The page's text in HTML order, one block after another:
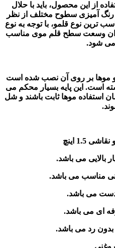
از این محصول، باید با حلال
آمیزی سطوح مختلف از نظر
ترین نوع قلمو، با توجه به نوع
وسعت سطح قلم موی مناسب
می شود.
و موها بر روی آن نصب شده است
است. این پایه بسیار محکم می
استفاده موها ثابت باشند و شل
1.5 اینچ
بالایی می باشد.
مناسب می باشد.
می باشد.
ای می باشد.
بدون رد می باشد.